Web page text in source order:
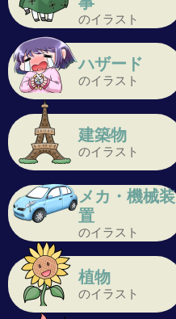
のイラスト
ハザード
のイラスト
建築物
のイラスト
メカ・機械装
置
のイラスト
植物
のイラスト